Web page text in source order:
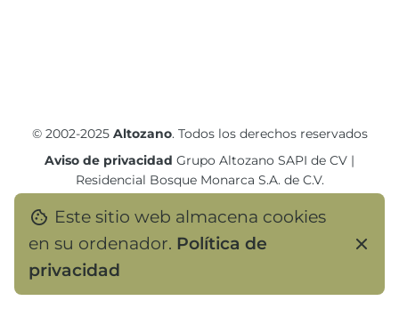
© 2002-2025 Altozano. Todos los derechos reservados
Aviso de privacidad Grupo Altozano SAPI de CV |
Residencial Bosque Monarca S.A. de C.V.
Este sitio web almacena cookies
en su ordenador. Política de
privacidad